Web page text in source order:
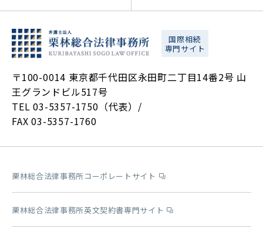
国際相続
専門サイト
〒100-0014 東京都千代田区永田町二丁目14番2号 山
王グランドビル517号
TEL 03-5357-1750（代表）/
FAX 03-5357-1760
栗林総合法律事務所コーポレートサイト
栗林総合法律事務所英文契約書専門サイト